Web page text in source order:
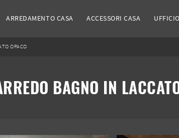
ARREDAMENTO CASA ACCESSORI CASA
OPACO
BAGNO IN